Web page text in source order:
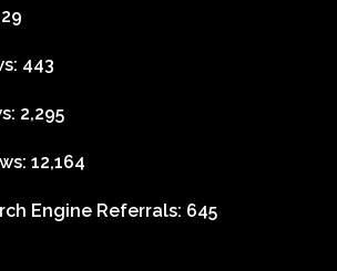
29
443
2,295
12,164
Engine Referrals: 645